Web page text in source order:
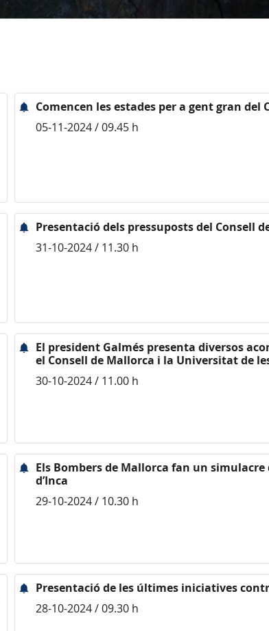
Comencen les estades per a gent gran del
05-11-2024 / 09.45 h
Presentació dels pressuposts del Consell
31-10-2024 / 11.30 h
El president Galmés presenta diversos
el Consell de Mallorca i la Universitat de
30-10-2024 / 11.00 h
Els Bombers de Mallorca fan un simulacre
d’Inca
29-10-2024 / 10.30 h
Presentació de les últimes iniciatives
28-10-2024 / 09.30 h